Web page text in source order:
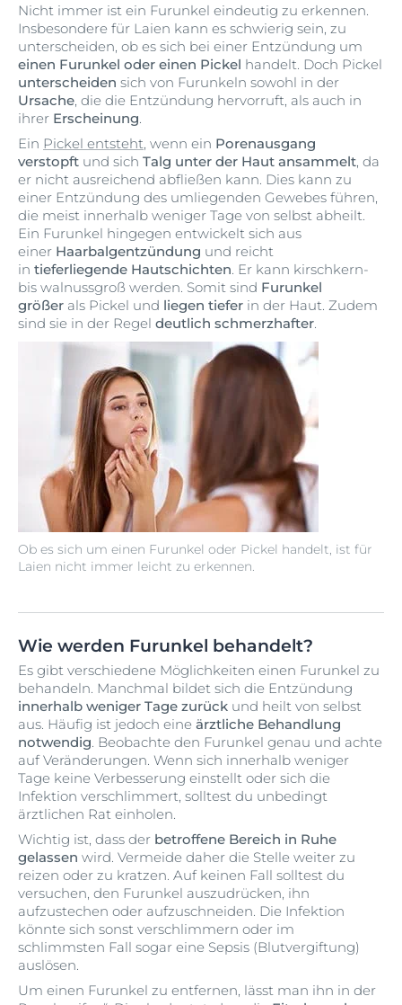
Ob es sich um einen Furunkel oder Pickel handelt, ist für
Laien nicht immer leicht zu erkennen.
Nicht immer ist ein Furunkel eindeutig zu erkennen.
Insbesondere für Laien kann es schwierig sein, zu
unterscheiden, ob es sich bei einer Entzündung um
einen Furunkel oder einen Pickel handelt. Doch Pickel
unterscheiden sich von Furunkeln sowohl in der
Ursache, die die Entzündung hervorruft, als auch in
ihrer Erscheinung.
Ein Pickel entsteht, wenn ein Porenausgang
verstopft und sich Talg unter der Haut ansammelt, da
er nicht ausreichend abfließen kann. Dies kann zu
einer Entzündung des umliegenden Gewebes führen,
die meist innerhalb weniger Tage von selbst abheilt.
Ein Furunkel hingegen entwickelt sich aus
einer Haarbalgentzündung und reicht
in tieferliegende Hautschichten. Er kann kirschkern-
bis walnussgroß werden. Somit sind Furunkel
größer als Pickel und liegen tiefer in der Haut. Zudem
sind sie in der Regel deutlich schmerzhafter.
Wie werden Furunkel behandelt?
Es gibt verschiedene Möglichkeiten einen Furunkel zu
behandeln. Manchmal bildet sich die Entzündung
innerhalb weniger Tage zurück und heilt von selbst
aus. Häufig ist jedoch eine ärztliche Behandlung
notwendig. Beobachte den Furunkel genau und achte
auf Veränderungen. Wenn sich innerhalb weniger
Tage keine Verbesserung einstellt oder sich die
Infektion verschlimmert, solltest du unbedingt
ärztlichen Rat einholen.
Wichtig ist, dass der betroffene Bereich in Ruhe
gelassen wird. Vermeide daher die Stelle weiter zu
reizen oder zu kratzen. Auf keinen Fall solltest du
versuchen, den Furunkel auszudrücken, ihn
aufzustechen oder aufzuschneiden. Die Infektion
könnte sich sonst verschlimmern oder im
schlimmsten Fall sogar eine Sepsis (Blutvergiftung)
auslösen.
Um einen Furunkel zu entfernen, lässt man ihn in der